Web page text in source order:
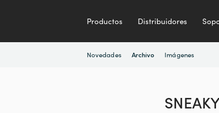
Productos Distribuidores
Novedades Archivo Imágenes